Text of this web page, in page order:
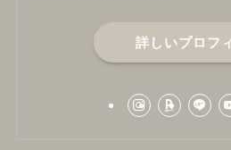
詳しいプロフ